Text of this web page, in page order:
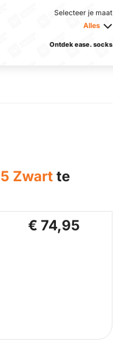
Selecteer je maat
Alles
Ontdek ease. socks
Zwart te
€ 74,95